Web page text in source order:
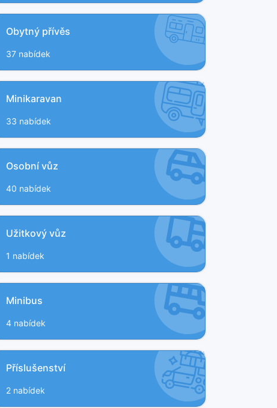
Obytný přívěs
37 nabídek
Minikaravan
33 nabídek
Osobní vůz
40 nabídek
Užitkový vůz
1 nabídek
Minibus
4 nabídek
Příslušenství
2 nabídek